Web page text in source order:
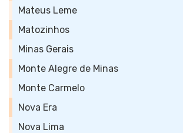
Mateus Leme
Matozinhos
Minas Gerais
Monte Alegre de Minas
Monte Carmelo
Nova Era
Nova Lima